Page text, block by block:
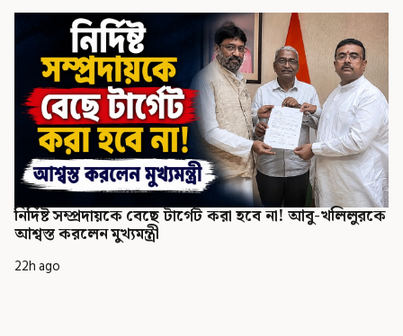
নির্দিষ্ট সম্প্রদায়কে বেছে টার্গেট করা হবে না! আবু-খলিলুরকে
আশ্বস্ত করলেন মুখ্যমন্ত্রী
22h ago